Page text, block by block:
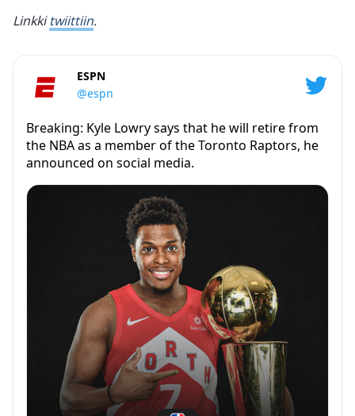
Linkkitwiittiin.
ESPN
@espn
Breaking: Kyle Lowry says that he will retire from
the NBA as a member of the Toronto Raptors, he
announced on social media.